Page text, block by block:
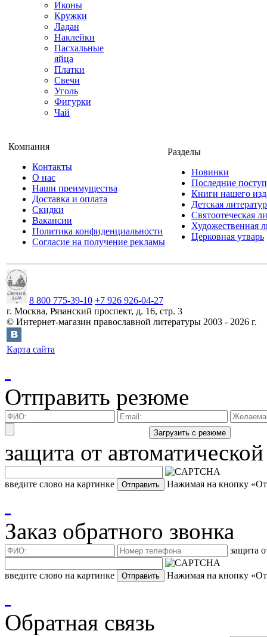
Иконы
Кружки
Ладан
Наклейки
Пасхальные
яйца
Платки
Свечи
Уголь
Фигурки
Чай
Компания
Контакты
О нас
Наши преимущества
Доставка и оплата
Скидки
Вакансии
Политика конфиденциальности
Согласие на получение рекламы
Разделы
Новинки
Последние
Книги нашего
Детская
Святоотеческая
Художественная
Церковная утварь
8 800 775-39-10 +7 926 926-04-27
г. Москва, Рязанский проспект, д. 16, стр. 3
© Интернет-магазин православной литературы 2003 - 2026 г.
Карта сайта
Отправить резюме
защита от
введите слово на картинке Нажимая на кнопку
Заказ обратного звонка
защита
введите слово на картинке Нажимая на кнопку
Обратная связь